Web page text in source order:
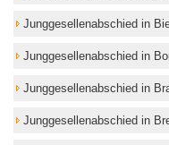
Junggesellenabschied in
Junggesellenabschied in
Junggesellenabschied in
Junggesellenabschied in